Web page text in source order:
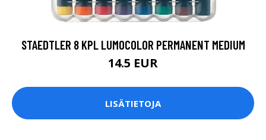
STAEDTLER 8 KPL LUMOCOLOR PERMANENT MEDIUM
14.5 EUR
LISÄTIETOJA